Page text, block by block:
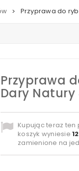
> Przyprawa do
Przyprawa
Dary Natury
Kupując teraz
koszyk wyniesie12
zamienione na